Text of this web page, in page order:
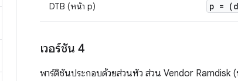
DTB (หน้า p) p =
เวอร์ชัน 4
พาร์ติชันประกอบด้วยส่วนหัว ส่วน Vendor